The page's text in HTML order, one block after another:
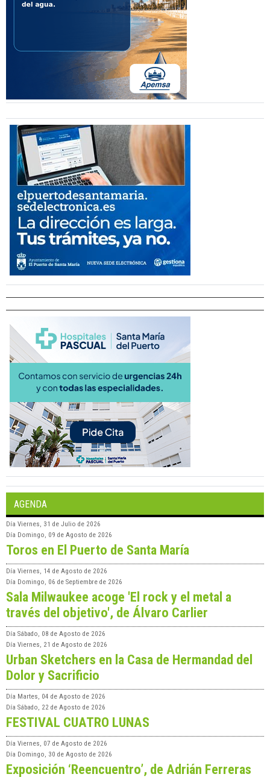
AGENDA
Día Viernes, 31 de Julio de 2026
Día Domingo, 09 de Agosto de 2026
Toros en El Puerto de Santa María
Día Viernes, 14 de Agosto de 2026
Día Domingo, 06 de Septiembre de 2026
Sala Milwaukee acoge 'El rock y el metal a
través del objetivo', de Álvaro Carlier
Día Sábado, 08 de Agosto de 2026
Día Viernes, 21 de Agosto de 2026
Urban Sketchers en la Casa de Hermandad del
Dolor y Sacrificio
Día Martes, 04 de Agosto de 2026
Día Sábado, 22 de Agosto de 2026
FESTIVAL CUATRO LUNAS
Día Viernes, 07 de Agosto de 2026
Día Domingo, 30 de Agosto de 2026
Exposición ‘Reencuentro’, de Adrián Ferreras